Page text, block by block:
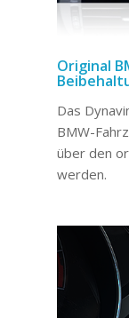
Original
Das
BMW-
über den
werden.